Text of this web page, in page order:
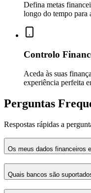
Defina metas
longo do tempo para
Controlo
Aceda às suas
experiência perfeita
Perguntas
Respostas rápidas a
Os meus dados financeiros
Quais bancos são